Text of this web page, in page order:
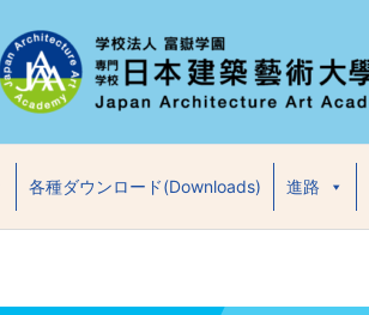
各種ダウンロード(Downloads) 進路